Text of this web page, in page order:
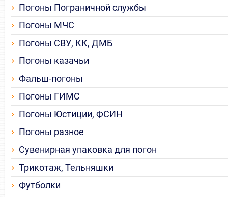
Погоны Пограничной службы
Погоны МЧС
Погоны СВУ, КК, ДМБ
Погоны казачьи
Фальш-погоны
Погоны ГИМС
Погоны Юстиции, ФСИН
Погоны разное
Сувенирная упаковка для погон
Трикотаж, Тельняшки
Футболки